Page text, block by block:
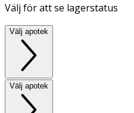
Välj för att se lagerstatus
Välj apotek
Välj apotek